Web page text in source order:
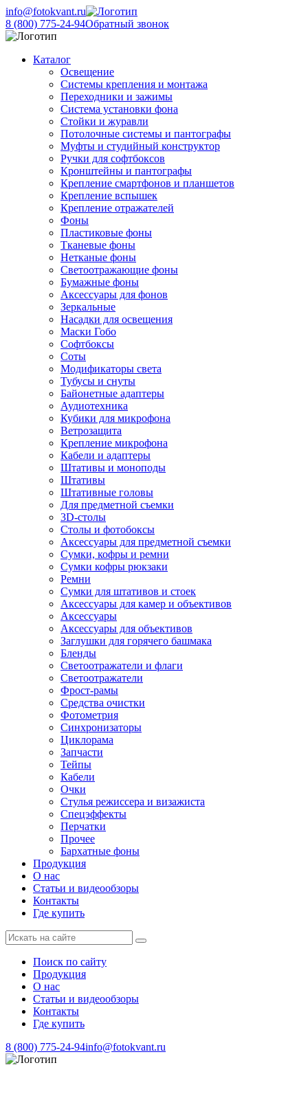
info@fotokvant.ru
8 (800) 775-24-94Обратный звонок
Каталог
Освещение
Системы крепления и монтажа
Переходники и зажимы
Система установки фона
Стойки и журавли
Потолочные системы и пантографы
Муфты и студийный конструктор
Ручки для софтбоксов
Кронштейны и пантографы
Крепление смартфонов и планшетов
Крепление вспышек
Крепление отражателей
Фоны
Пластиковые фоны
Тканевые фоны
Нетканые фоны
Светоотражающие фоны
Бумажные фоны
Аксессуары для фонов
Зеркальные
Насадки для освещения
Маски Гобо
Софтбоксы
Соты
Модификаторы света
Тубусы и снуты
Байонетные адаптеры
Аудиотехника
Кубики для микрофона
Ветрозащита
Крепление микрофона
Кабели и адаптеры
Штативы и моноподы
Штативы
Штативные головы
Для предметной съемки
3D-столы
Столы и фотобоксы
Аксессуары для предметной съемки
Сумки, кофры и ремни
Сумки кофры рюкзаки
Ремни
Сумки для штативов и стоек
Аксессуары для камер и объективов
Аксессуары
Аксессуары для объективов
Заглушки для горячего башмака
Бленды
Светоотражатели и флаги
Светоотражатели
Фрост-рамы
Средства очистки
Фотометрия
Синхронизаторы
Циклорама
Запчасти
Тейпы
Кабели
Очки
Стулья режиссера и визажиста
Спецэффекты
Перчатки
Прочее
Бархатные фоны
Продукция
О нас
Статьи и видеообзоры
Контакты
Где купить
Поиск по сайту
Продукция
О нас
Статьи и видеообзоры
Контакты
Где купить
8 (800) 775-24-94info@fotokvant.ru